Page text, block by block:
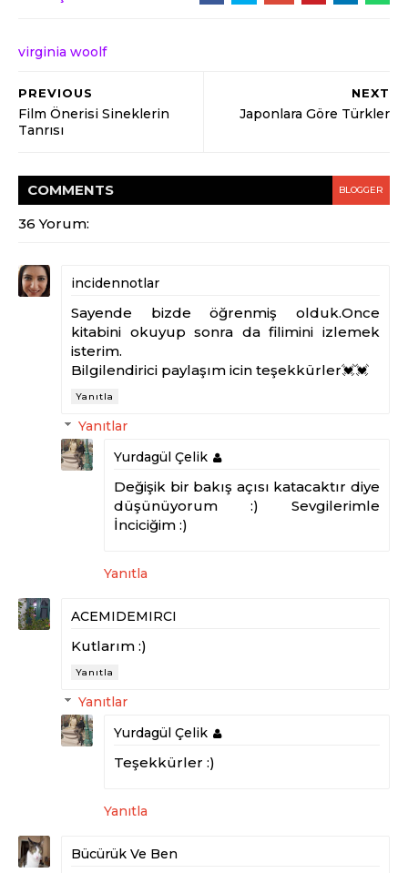
virginia woolf
NEXT
Japonlara Göre Türkler
PREVIOUS
Film Önerisi Sineklerin
Tanrısı
COMMENTS BLOGGER
36 Yorum:
incidennotlar
Sayende bizde öğrenmiş olduk.Once
kitabini okuyup sonra da filimini izlemek
isterim.
Bilgilendirici paylaşım icin teşekkürler💓💓
Yanıtla
Yanıtlar
Yurdagül Çelik
Değişik bir bakış açısı katacaktır diye
düşünüyorum :) Sevgilerimle
İnciciğim :)
Yanıtla
ACEMIDEMIRCI
Kutlarım :)
Yanıtla
Yanıtlar
Yurdagül Çelik
Teşekkürler :)
Yanıtla
Bücürük Ve Ben